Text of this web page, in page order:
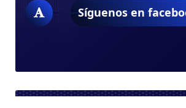
Síguenos en